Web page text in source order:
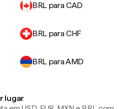
BRL para CAD
BRL para CHF
BRL para AMD
lugar